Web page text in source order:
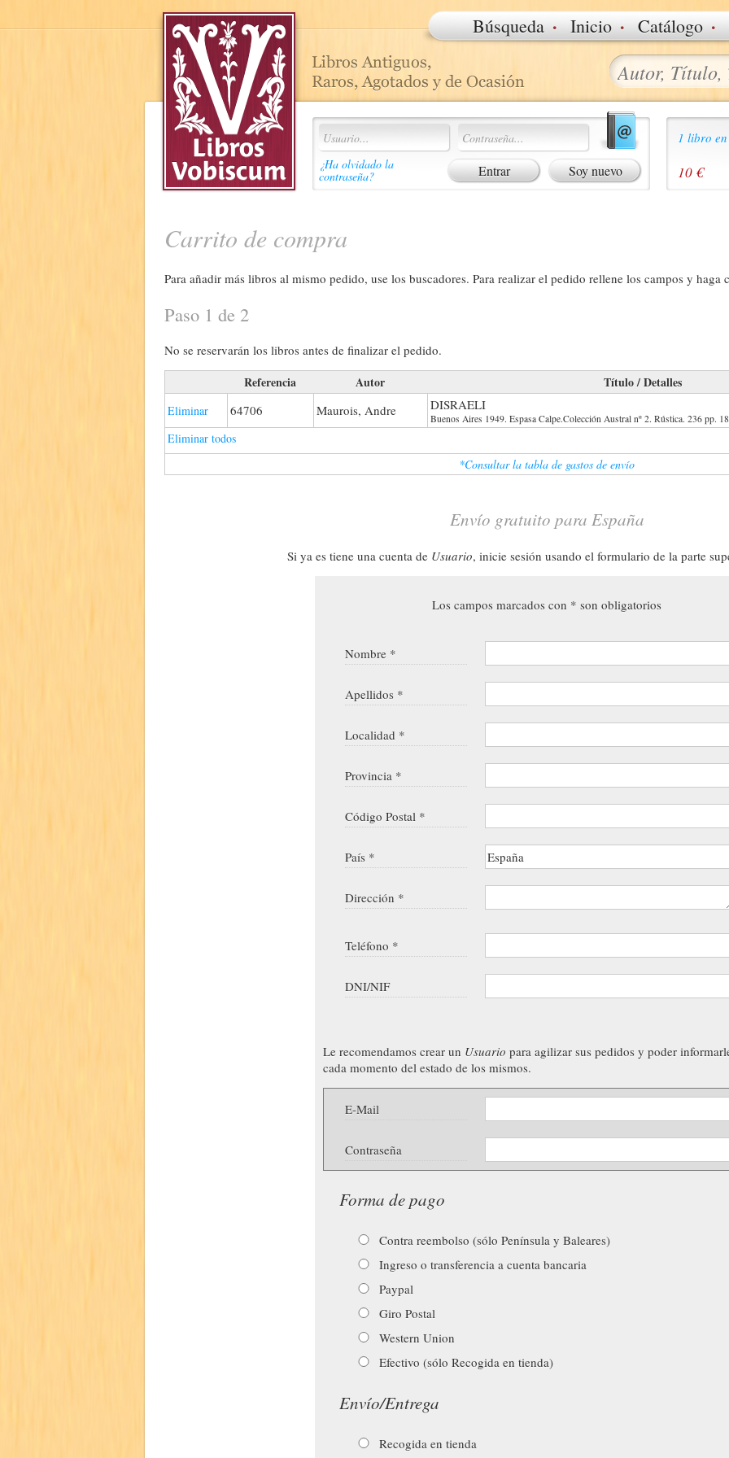
Búsqueda · Inicio · Catálogo ·
¿Ha olvidado la
contraseña? Soy nuevo
1 libro
10 €
Carrito de compra
Para añadir más libros al mismo pedido, use los buscadores. Para realizar el pedido rellene los campos y haga
Paso 1 de 2
No se reservarán los libros antes de finalizar el pedido.
Referencia Autor Título / Detalles
Eliminar 64706 Maurois, Andre DISRAELI
Buenos Aires 1949. Espasa Calpe.Colección Austral nº 2. Rústica. 236 pp.
Eliminar todos
*Consultar la tabla de gastos de envío
Envío gratuito para España
Si ya es tiene una cuenta de Usuario, inicie sesión usando el formulario de la parte
Los campos marcados con * son obligatorios
Nombre *
Apellidos *
Localidad *
Provincia *
Código Postal *
País *
Dirección *
Teléfono *
DNI/NIF
Le recomendamos crear un Usuario para agilizar sus pedidos y poder
cada momento del estado de los mismos.
E-Mail
Contraseña
Forma de pago
Contra reembolso (sólo Península y Baleares)
Ingreso o transferencia a cuenta bancaria
Paypal
Giro Postal
Western Union
Efectivo (sólo Recogida en tienda)
Envío/Entrega
Recogida en tienda